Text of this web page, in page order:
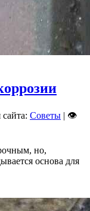
Советы | 👁
но,
основа для